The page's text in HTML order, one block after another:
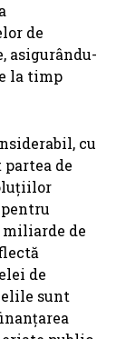
de
asigurându-
la timp
cu
de
miliarde de
de
sunt